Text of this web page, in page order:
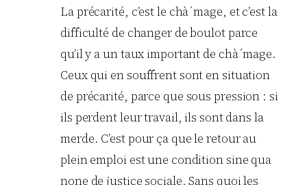
La précarité, c’est le chà´mage, et c’est la
difficulté de changer de boulot parce
qu’il y a un taux important de chà´mage.
Ceux qui en souffrent sont en situation
de précarité, parce que sous pression : si
ils perdent leur travail, ils sont dans la
merde. C’est pour ça que le retour au
plein emploi est une condition sine qua
none de justice sociale. Sans quoi les